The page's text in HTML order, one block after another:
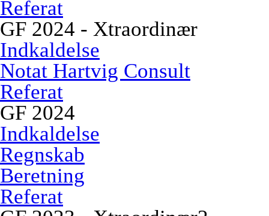
Referat
GF 2024 - Xtraordinær
Indkaldelse
Notat Hartvig Consult
Referat
GF 2024
Indkaldelse
Regnskab
Beretning
Referat